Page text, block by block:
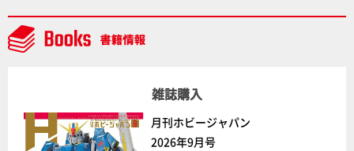
NEWITEM】
雑誌購入
月刊ホビージャパン
2026年9月号